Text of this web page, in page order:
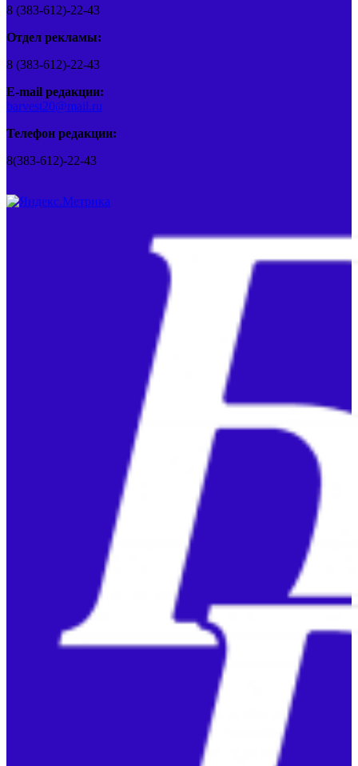
8 (383-612)-22-43
Отдел рекламы:
8 (383-612)-22-43
E-mail редакции:
barvest20@mail.ru
Телефон редакции:
8(383-612)-22-43